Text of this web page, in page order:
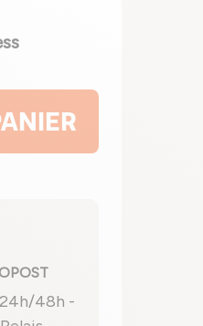
48h -